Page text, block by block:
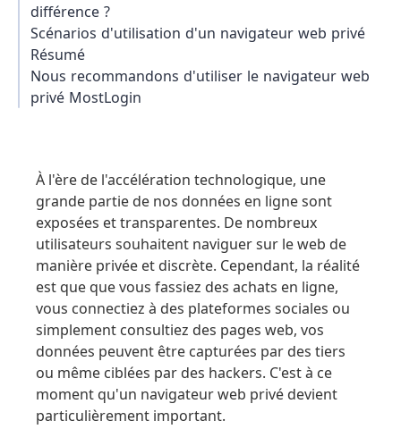
différence ?
Scénarios d'utilisation d'un navigateur web privé
Résumé
Nous recommandons d'utiliser le navigateur web
privé MostLogin
À l'ère de l'accélération technologique, une
grande partie de nos données en ligne sont
exposées et transparentes. De nombreux
utilisateurs souhaitent naviguer sur le web de
manière privée et discrète. Cependant, la réalité
est que que vous fassiez des achats en ligne,
vous connectiez à des plateformes sociales ou
simplement consultiez des pages web, vos
données peuvent être capturées par des tiers
ou même ciblées par des hackers. C'est à ce
moment qu'un navigateur web privé devient
particulièrement important.